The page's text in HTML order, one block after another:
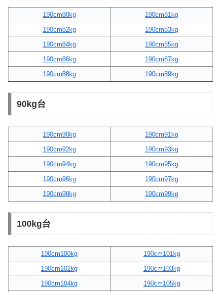
190cm80kg
190cm81kg
190cm82kg
190cm83kg
190cm84kg
190cm85kg
190cm86kg
190cm87kg
190cm88kg
190cm89kg
90kg台
190cm90kg
190cm91kg
190cm92kg
190cm93kg
190cm94kg
190cm95kg
190cm96kg
190cm97kg
190cm98kg
190cm99kg
100kg台
190cm100kg
190cm101kg
190cm102kg
190cm103kg
190cm104kg
190cm105kg